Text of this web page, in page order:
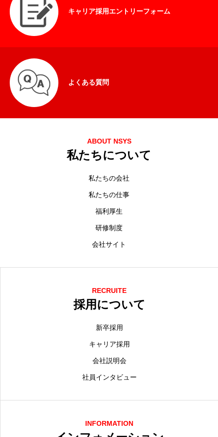
情報セキュリティ方針
品質方針
キャリア採用エントリーフォーム
よくある質問
ABOUT NSYS
私たちについて
私たちの会社
私たちの仕事
福利厚生
研修制度
会社サイト
RECRUITE
採用について
新卒採用
キャリア採用
会社説明会
社員インタビュー
INFORMATION